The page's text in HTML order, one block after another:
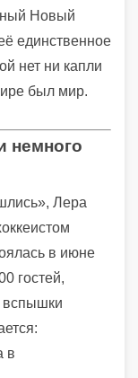
Новый
единственное
нет ни капли
был мир.
немного
Лера
в июне
гостей,
вспышки
в